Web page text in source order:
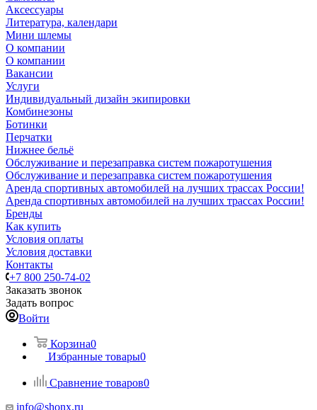
Аксессуары
Литература, календари
Мини шлемы
О компании
О компании
Вакансии
Услуги
Индивидуальный дизайн экипировки
Комбинезоны
Ботинки
Перчатки
Нижнее бельё
Обслуживание и перезаправка систем пожаротушения
Обслуживание и перезаправка систем пожаротушения
Аренда спортивных автомобилей на лучших трассах России!
Аренда спортивных автомобилей на лучших трассах России!
Бренды
Как купить
Условия оплаты
Условия доставки
Контакты
+7 800 250-74-02
Заказать звонок
Задать вопрос
Войти
Корзина0
Избранные товары0
Сравнение товаров0
info@shonx.ru